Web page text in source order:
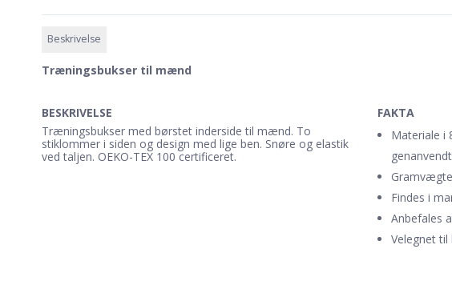
Beskrivelse
Træningsbukser til mænd
BESKRIVELSE
Træningsbukser med børstet inderside til mænd. To
stiklommer i siden og design med lige ben. Snøre og elastik
ved taljen. OEKO-TEX 100 certificeret.
FAKTA
Materiale i
Findes i
Anbefales
Velegnet